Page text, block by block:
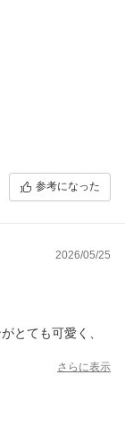
参考になった
2026/05/25
とても可愛く、
さらに表示